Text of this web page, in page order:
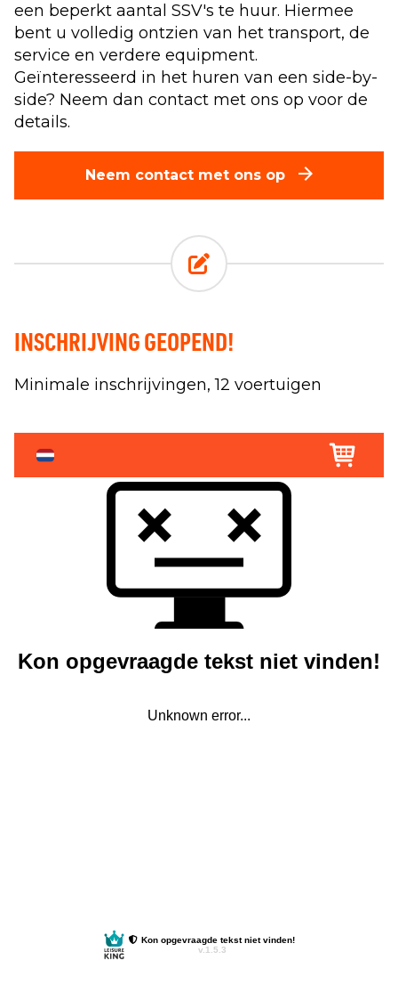
een beperkt aantal SSV's te huur. Hiermee
bent u volledig ontzien van het transport, de
service en verdere equipment.
Geïnteresseerd in het huren van een side-by-
side? Neem dan contact met ons op voor de
details.
Neem contact met ons op
INSCHRIJVING GEOPEND!
Minimale inschrijvingen, 12 voertuigen